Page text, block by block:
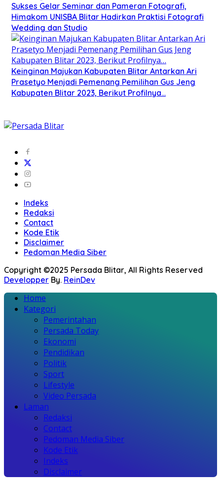
Sukses Gelar Seminar dan Pameran Fotografi,
Himakom UNISBA Blitar Hadirkan Praktisi Fotografi
Wedding dan Studio
Keinginan Majukan Kabupaten Blitar Antarkan Ari
Prasetyo Menjadi Pemenang Pemilihan Gus Jeng
Kabupaten Blitar 2023, Berikut Profilnya…
Indeks
Redaksi
Contact
Kode Etik
Disclaimer
Pedoman Media Siber
Copyright ©2025 Persada Blitar, All Rights Reserved
Developper By. ReinDev
Home
Kategori
Pemerintahan
Persada Today
Ekonomi
Pendidikan
Politik
Sport
Lifestyle
Video Persada
Laman
Redaksi
Contact
Pedoman Media Siber
Kode Etik
Indeks
Disclaimer